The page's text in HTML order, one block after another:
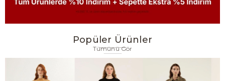
Popüler Ürünler
Tümünü Gör